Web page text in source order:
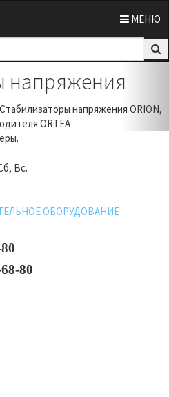
МЕНЮ
напряжения
напряжения ORION,
ORTEA
Вс.
ОБОРУДОВАНИЕ
80